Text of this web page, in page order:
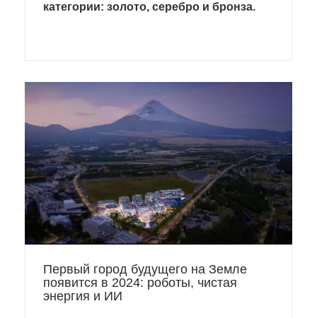
категории: золото, серебро и бронза.
Первый город будущего на Земле
появится в 2024: роботы, чистая
энергия и ИИ